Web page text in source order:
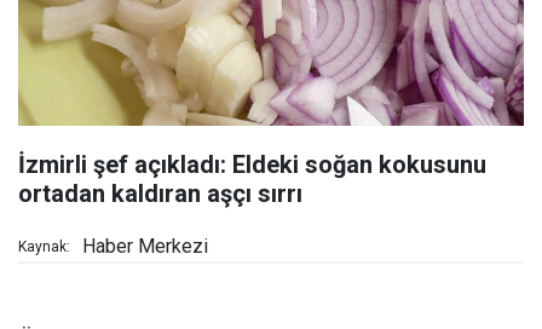
İzmirli şef açıkladı: Eldeki soğan kokusunu
ortadan kaldıran aşçı sırrı
Kaynak: Haber Merkezi